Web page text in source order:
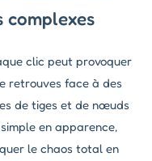
complexes
clic peut provoquer
retrouves face à des
de tiges et de nœuds
en apparence,
le chaos total en